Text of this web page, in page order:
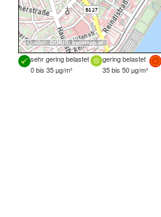
Quellen: DORIS,basemap.at
sehr gering belastet gering belastet
0 bis 35 µg/m³
35 bis 50 µg/m³